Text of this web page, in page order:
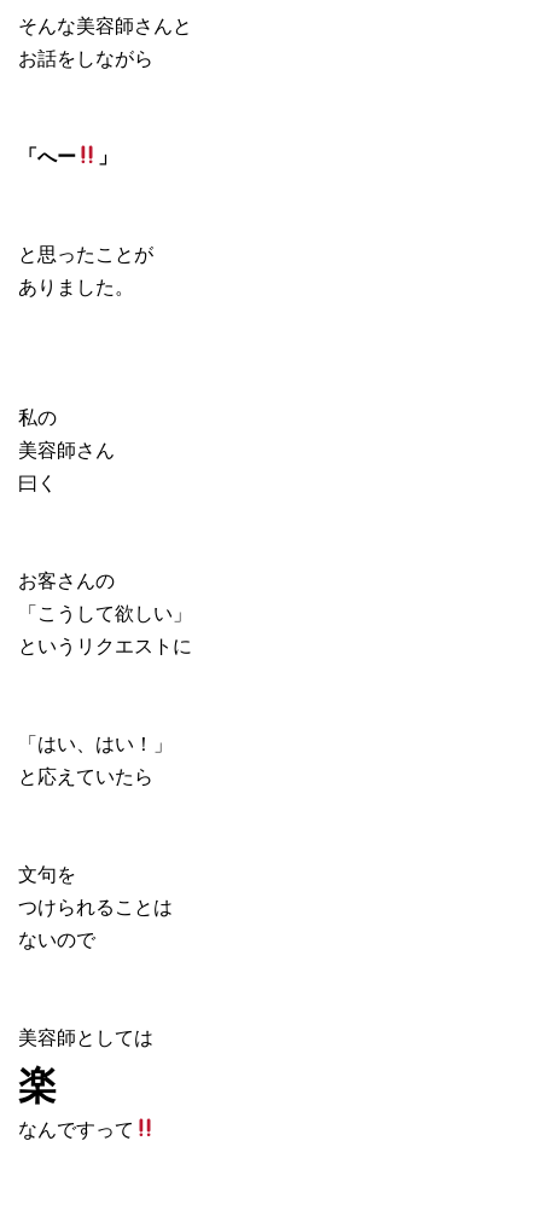
そんな美容師さんと
お話をしながら
「へー 」
と思ったことが
ありました。
私の
美容師さん
曰く
お客さんの
「こうして欲しい」
というリクエストに
「はい、はい！」
と応えていたら
文句を
つけられることは
ないので
美容師としては
楽
なんですって